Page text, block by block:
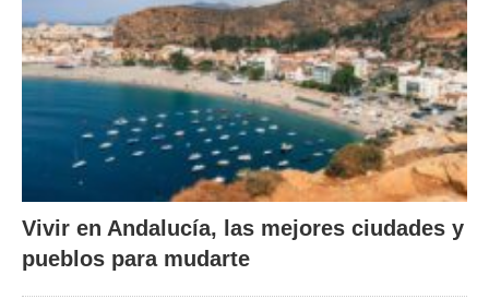
Vivir en Andalucía, las mejores ciudades y
pueblos para mudarte